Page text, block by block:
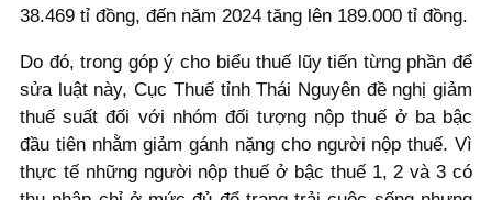
38.469 tỉ đồng, đến năm 2024 tăng lên 189.000 tỉ đồng.
Do đó, trong góp ý cho biểu thuế lũy tiến từng phần để
sửa luật này, Cục Thuế tỉnh Thái Nguyên đề nghị giảm
thuế suất đối với nhóm đối tượng nộp thuế ở ba bậc
đầu tiên nhằm giảm gánh nặng cho người nộp thuế. Vì
thực tế những người nộp thuế ở bậc thuế 1, 2 và 3 có